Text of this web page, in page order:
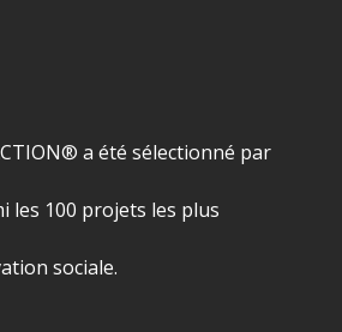
a été sélectionné par
les 100 projets les plus
sociale.